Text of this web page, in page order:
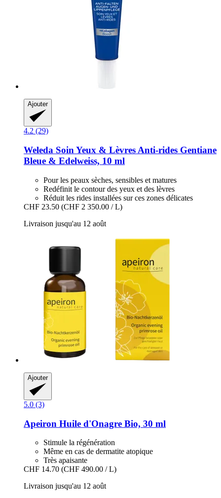
Ajouter
4.2 (29)
Weleda Soin Yeux & Lèvres Anti-​rides Gentiane
Bleue & Edelweiss, 10 ml
Pour les peaux sèches, sensibles et matures
Redéfinit le contour des yeux et des lèvres
Réduit les rides installées sur ces zones délicates
CHF 23.50 (CHF 2 350.00 / L)
Livraison jusqu'au 12 août
Ajouter
5.0 (3)
Apeiron Huile d'Onagre Bio, 30 ml
Stimule la régénération
Même en cas de dermatite atopique
Très apaisante
CHF 14.70 (CHF 490.00 / L)
Livraison jusqu'au 12 août